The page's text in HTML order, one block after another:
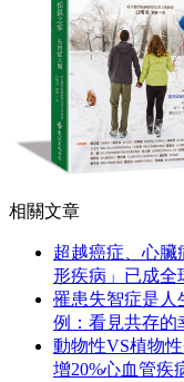
相關文章
超越癌症、心臟
形疾病」已成全
罹患失智症是人
例：看見共存的
動物性VS植物
增20%心血管疾